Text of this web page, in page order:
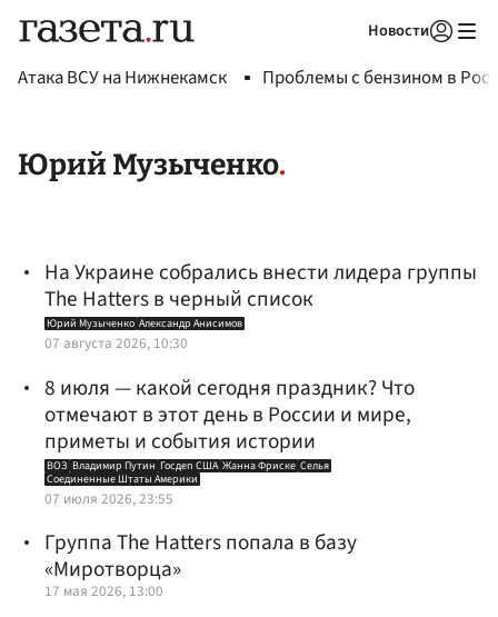
Новости
Атака ВСУ на Нижнекамск Проблемы с бензином в
Юрий Музыченко
На Украине собрались внести лидера группы
The Hatters в черный список
Юрий Музыченко Александр Анисимов
07 августа 2026, 10:30
8 июля — какой сегодня праздник? Что
отмечают в этот день в России и мире,
приметы и события истории
ВОЗ Владимир Путин Госдеп США Жанна Фриске Селья
Соединенные Штаты Америки
07 июля 2026, 23:55
Группа The Hatters попала в базу
«Миротворца»
17 мая 2026, 13:00